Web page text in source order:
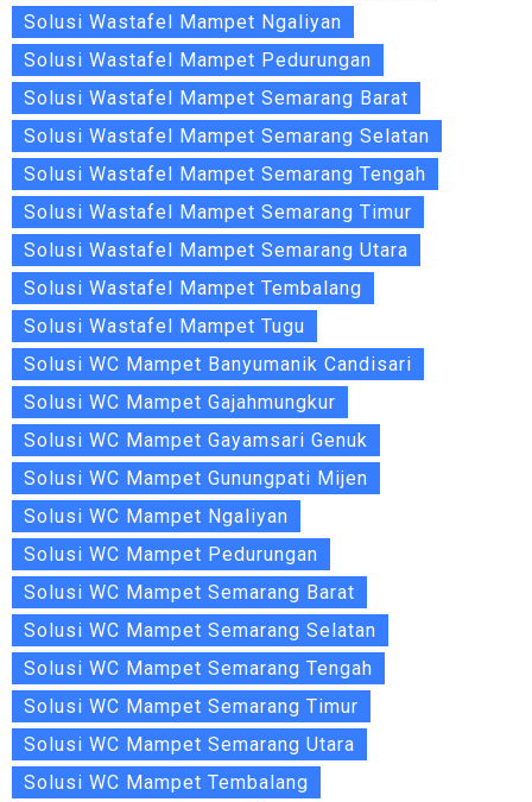
Solusi Wastafel Mampet Ngaliyan
Solusi Wastafel Mampet Pedurungan
Solusi Wastafel Mampet Semarang Barat
Solusi Wastafel Mampet Semarang Selatan
Solusi Wastafel Mampet Semarang Tengah
Solusi Wastafel Mampet Semarang Timur
Solusi Wastafel Mampet Semarang Utara
Solusi Wastafel Mampet Tembalang
Solusi Wastafel Mampet Tugu
Solusi WC Mampet Banyumanik Candisari
Solusi WC Mampet Gajahmungkur
Solusi WC Mampet Gayamsari Genuk
Solusi WC Mampet Gunungpati Mijen
Solusi WC Mampet Ngaliyan
Solusi WC Mampet Pedurungan
Solusi WC Mampet Semarang Barat
Solusi WC Mampet Semarang Selatan
Solusi WC Mampet Semarang Tengah
Solusi WC Mampet Semarang Timur
Solusi WC Mampet Semarang Utara
Solusi WC Mampet Tembalang